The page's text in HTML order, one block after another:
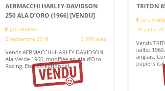
AERMACCHI HARLEY-DAVIDSON
250 ALA D’ORO (1966)[VENDU]
(51) MARNE
2 septembre 2018
3 606 vues
Vends AERMACCHI-HARLEY DAVIDSON
Ala Verde 1966, modifiée en Ala d’Oro
Racing. Etat exceptionnel.
TRITON
(51)
28 juillet
Vends
juillet
anglais.
papiers